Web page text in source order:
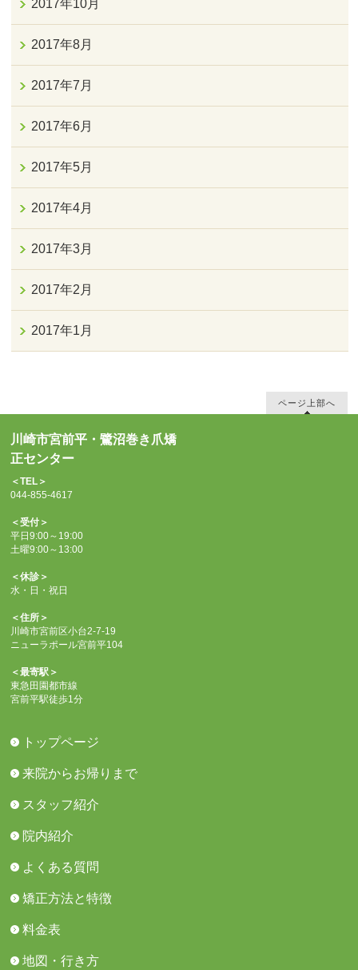
2017年10月
2017年8月
2017年7月
2017年6月
2017年5月
2017年4月
2017年3月
2017年2月
2017年1月
ページ上部へ
川崎市宮前平・鷺沼巻き爪矯
正センター
＜TEL＞
044-855-4617
＜受付＞
平日9:00～19:00
土曜9:00～13:00
＜休診＞
水・日・祝日
＜住所＞
川崎市宮前区小台2-7-19
ニューラポール宮前平104
＜最寄駅＞
東急田園都市線
宮前平駅徒歩1分
トップページ
来院からお帰りまで
スタッフ紹介
院内紹介
よくある質問
矯正方法と特徴
料金表
地図・行き方